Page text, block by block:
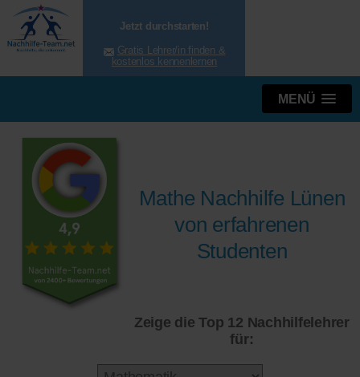
Jetzt durchstarten!
Gratis Lehrer/in finden &
kostenlos kennenlernen
MENÜ
Mathe Nachhilfe Lünen
von erfahrenen
Studenten
Zeige die Top 12 Nachhilfelehrer
für: